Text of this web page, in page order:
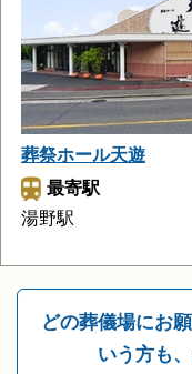
葬祭ホール天遊
最寄駅
湯野駅
どの葬儀場にお
いう方も